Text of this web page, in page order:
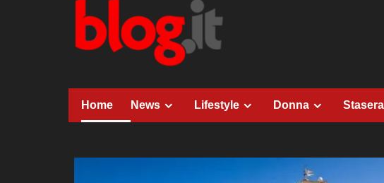
Home News Lifestyle Donna